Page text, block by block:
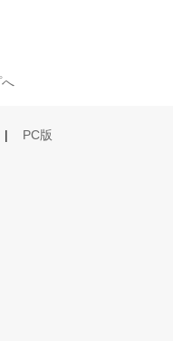
| PC版